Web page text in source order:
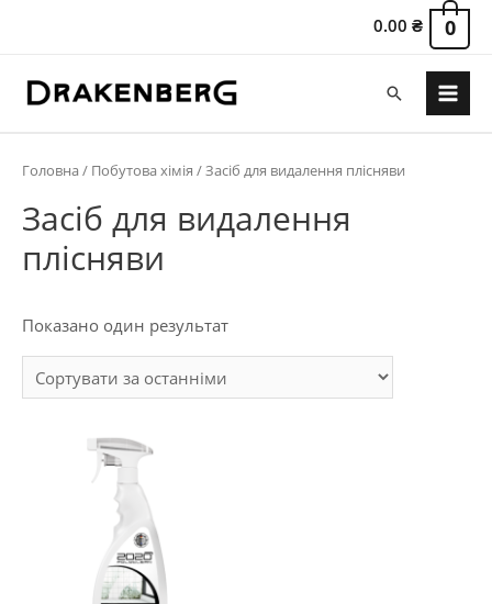
0.00₴ 0
Пошук
Main
Головна/ Побутова хімія / Засіб для видалення плісняви
Засіб для видалення
плісняви
Показано один результат